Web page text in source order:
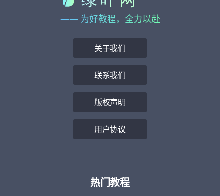
—— 为好教程，全力以赴
关于我们
联系我们
版权声明
用户协议
热门教程